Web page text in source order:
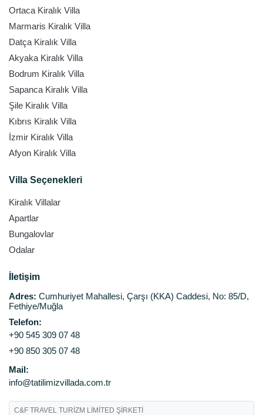
Ortaca Kiralık Villa
Marmaris Kiralık Villa
Datça Kiralık Villa
Akyaka Kiralık Villa
Bodrum Kiralık Villa
Sapanca Kiralık Villa
Şile Kiralık Villa
Kıbrıs Kiralık Villa
İzmir Kiralık Villa
Afyon Kiralık Villa
Villa Seçenekleri
Kiralık Villalar
Apartlar
Bungalovlar
Odalar
İletişim
Adres: Cumhuriyet Mahallesi, Çarşı (KKA) Caddesi, No: 85/D,
Fethiye/Muğla
Telefon:
+90 545 309 07 48
+90 850 305 07 48
Mail:
info@tatilimizvillada.com.tr
C&F TRAVEL TURİZM LİMİTED ŞİRKETİ